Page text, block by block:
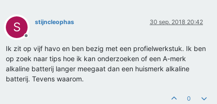
S
Offline
stijncleophas 30 sep. 2018 20:42
Ik zit op vijf havo en ben bezig met een profielwerkstuk. Ik ben
op zoek naar tips hoe ik kan onderzoeken of een A-merk
alkaline batterij langer meegaat dan een huismerk alkaline
batterij. Tevens waarom.
0